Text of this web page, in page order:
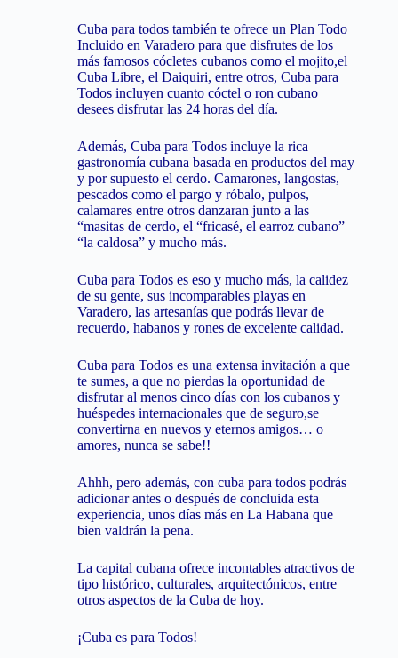
Cuba para todos también te ofrece un Plan Todo
Incluido en Varadero para que disfrutes de los
más famosos cócletes cubanos como el mojito,el
Cuba Libre, el Daiquiri, entre otros, Cuba para
Todos incluyen cuanto cóctel o ron cubano
desees disfrutar las 24 horas del día.
Además, Cuba para Todos incluye la rica
gastronomía cubana basada en productos del may
y por supuesto el cerdo. Camarones, langostas,
pescados como el pargo y róbalo, pulpos,
calamares entre otros danzaran junto a las
“masitas de cerdo, el “fricasé, el earroz cubano”
“la caldosa” y mucho más.
Cuba para Todos es eso y mucho más, la calidez
de su gente, sus incomparables playas en
Varadero, las artesanías que podrás llevar de
recuerdo, habanos y rones de excelente calidad.
Cuba para Todos es una extensa invitación a que
te sumes, a que no pierdas la oportunidad de
disfrutar al menos cinco días con los cubanos y
huéspedes internacionales que de seguro,se
convertirna en nuevos y eternos amigos… o
amores, nunca se sabe!!
Ahhh, pero además, con cuba para todos podrás
adicionar antes o después de concluida esta
experiencia, unos días más en La Habana que
bien valdrán la pena.
La capital cubana ofrece incontables atractivos de
tipo histórico, culturales, arquitectónicos, entre
otros aspectos de la Cuba de hoy.
¡Cuba es para Todos!